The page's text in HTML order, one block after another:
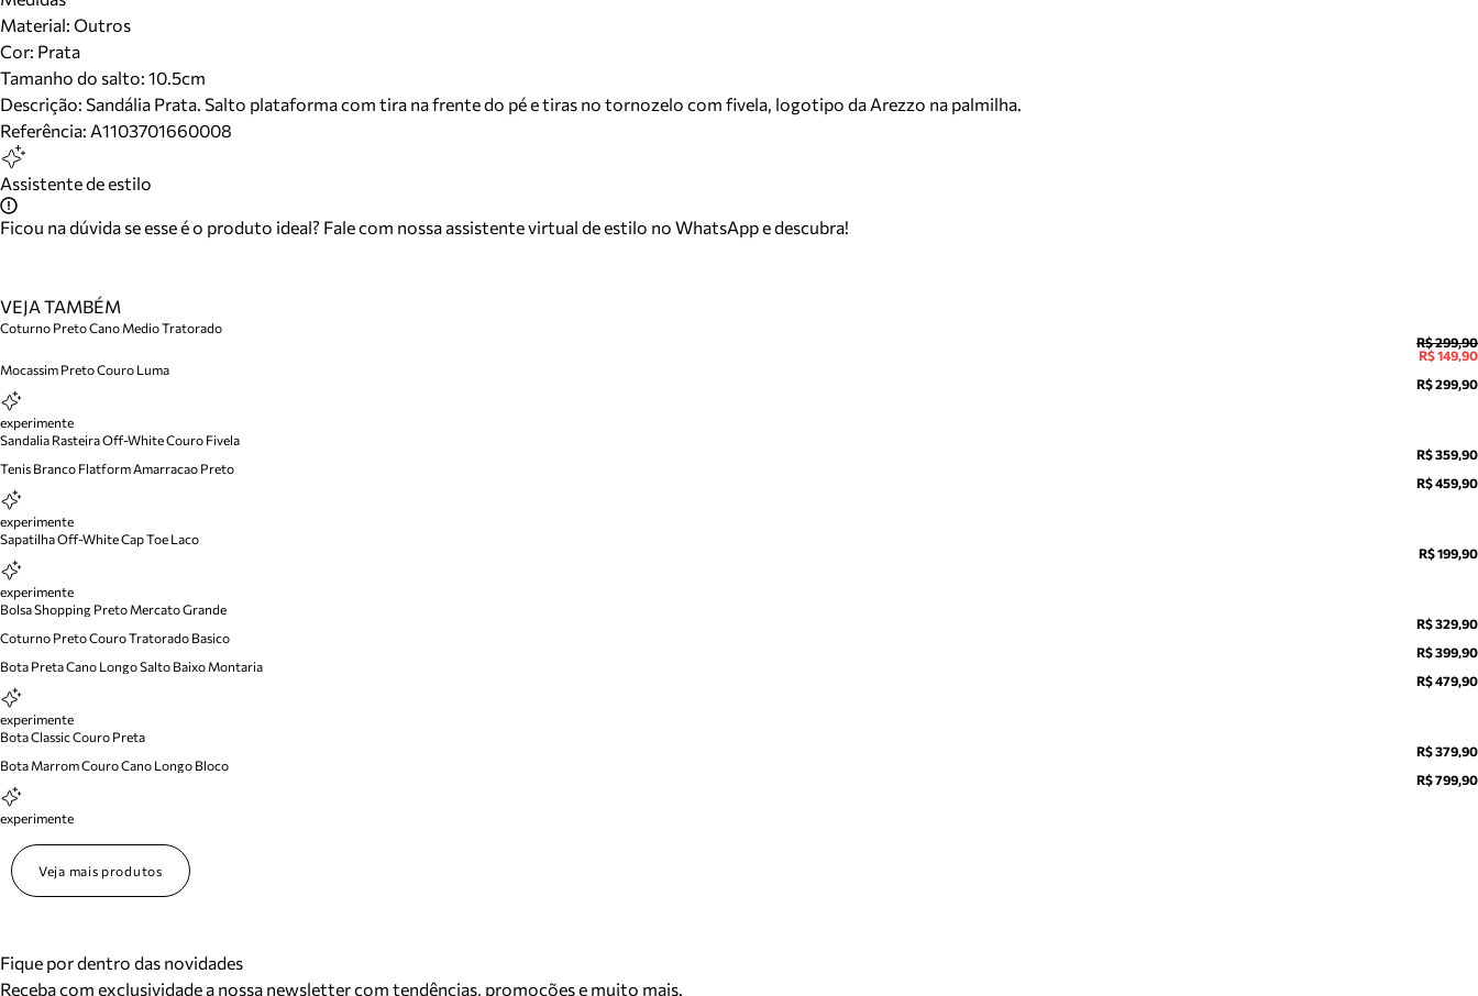
Material: Outros
Cor: Prata
Tamanho do salto: 10.5cm
Descrição: Sandália Prata. Salto plataforma com tira na frente do pé e tiras no tornozelo com fivela, logotipo da Arezzo na palmilha.
Referência: A1103701660008
Assistente de estilo
Ficou na dúvida se esse é o produto ideal? Fale com nossa assistente virtual de estilo no WhatsApp e descubra!
VEJA TAMBÉM
Coturno Preto Cano Medio Tratorado
R$ 299,90
R$ 149,90
Mocassim Preto Couro Luma
R$ 299,90
experimente
Sandalia Rasteira Off-White Couro Fivela
R$ 359,90
Tenis Branco Flatform Amarracao Preto
R$ 459,90
experimente
Sapatilha Off-White Cap Toe Laco
R$ 199,90
experimente
Bolsa Shopping Preto Mercato Grande
R$ 329,90
Coturno Preto Couro Tratorado Basico
R$ 399,90
Bota Preta Cano Longo Salto Baixo Montaria
R$ 479,90
experimente
Bota Classic Couro Preta
R$ 379,90
Bota Marrom Couro Cano Longo Bloco
R$ 799,90
experimente
Veja mais produtos
Fique por dentro das novidades
Receba com exclusividade a nossa newsletter com tendências, promoções e muito mais.